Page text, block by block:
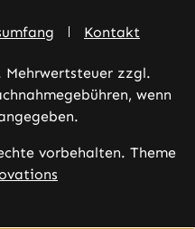
Kontakt
Mehrwertsteuer zzgl.
wenn
vorbehalten. Theme